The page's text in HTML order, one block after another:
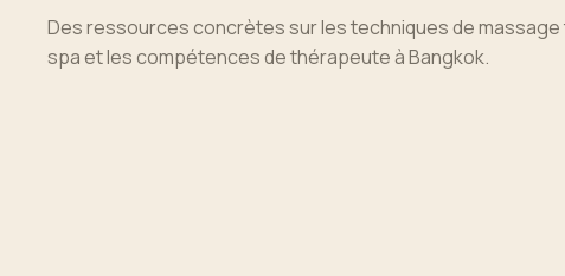
Des ressources concrètes sur les techniques de massage
spa et les compétences de thérapeute à Bangkok.